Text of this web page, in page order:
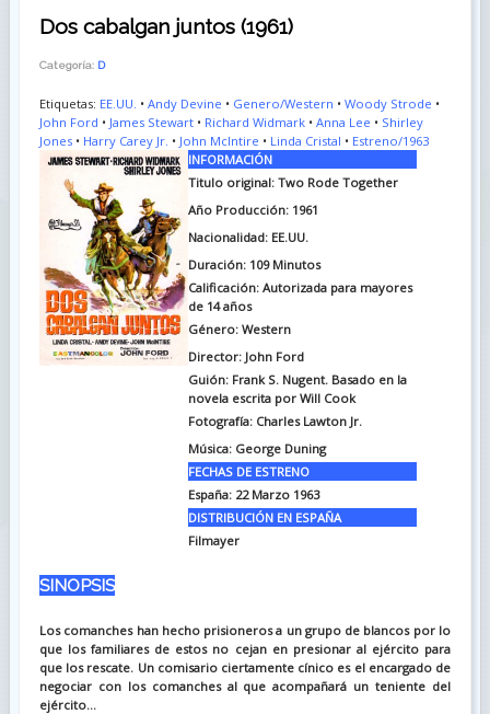
Dos cabalgan juntos (1961)
Categoría: D
Etiquetas: EE.UU. • Andy Devine • Genero/Western • Woody Strode •
John Ford • James Stewart• Richard Widmark• Anna Lee • Shirley
Jones• Harry Carey Jr. • John McIntire • Linda Cristal • Estreno/1963
INFORMACIÓN
Titulo original: Two Rode Together
Año Producción: 1961
Nacionalidad: EE.UU.
Duración: 109 Minutos
Calificación: Autorizada para mayores
de 14 años
Género: Western
Director: John Ford
Guión: Frank S. Nugent. Basado en la
novela escrita por Will Cook
Fotografía: Charles Lawton Jr.
Música: George Duning
FECHAS DE ESTRENO
España: 22 Marzo 1963
DISTRIBUCIÓN EN ESPAÑA
Filmayer
SINOPSIS
Los comanches han hecho prisioneros a un grupo de blancos por lo
que los familiares de estos no cejan en presionar al ejército para
que los rescate. Un comisario ciertamente cínico es el encargado de
negociar con los comanches al que acompañará un teniente del
ejército...